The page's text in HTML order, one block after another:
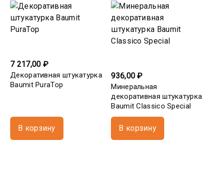
7 217,00 ₽
Декоративная штукатурка
Baumit PuraTop
В корзину
936,00 ₽
Минеральная
декоративная штукатурка
Baumit Classico Special
В корзину